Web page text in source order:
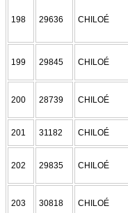
198 29636 CHILOÉ
199 29845 CHILOÉ
200 28739 CHILOÉ
201 31182 CHILOÉ
202 29835 CHILOÉ
203 30818 CHILOÉ